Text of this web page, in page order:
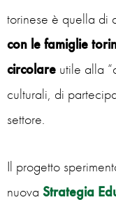
torinese è quella di
con le famiglie
circolare utile alla
culturali, di
settore.
Il progetto
nuova Strategia